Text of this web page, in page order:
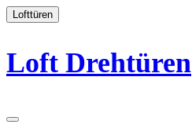
Lofttüren
Loft Drehtüren